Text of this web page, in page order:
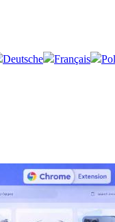
Deutsche Français